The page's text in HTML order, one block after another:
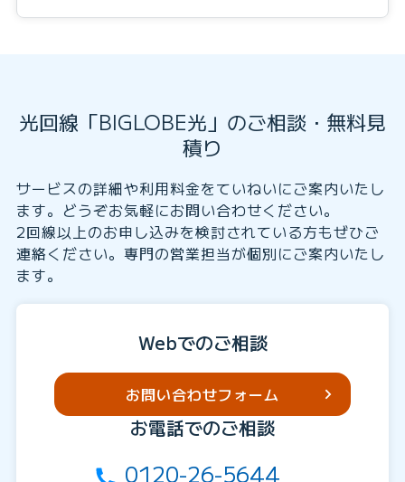
光回線「BIGLOBE光」のご相談・無料見
積り
サービスの詳細や利用料金をていねいにご案内いたし
ます。どうぞお気軽にお問い合わせください。
2回線以上のお申し込みを検討されている方もぜひご
連絡ください。専門の営業担当が個別にご案内いたし
ます。
Webでのご相談
お問い合わせフォーム
お電話でのご相談
0120-26-5644